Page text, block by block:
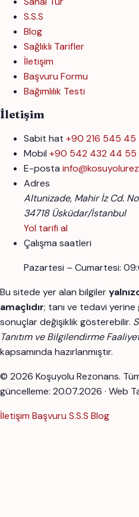
S.S.S
Blog
Sağlıklı Tarifler
İletişim
Başvuru Formu
Bağımlılık Testi
İletişim
Sabit hat +90 216 545 45
Mobil +90 542 432 44 55
E-posta
Adres
Altunizade, Mahir İz Cd.
34718 Üsküdar/İstanbul
Yol tarifi al
Çalışma saatleri
Pazartesi – Cumartesi:
Bu sitede yer alan bilgiler
amaçlıdır; tanı ve tedavi yerine
sonuçlar değişiklik gösterebilir.
Tanıtım ve Bilgilendirme
kapsamında hazırlanmıştır.
© 2026 Koşuyolu Rezonans. Tüm
güncelleme: 20.07.2026 · Web
İletişim Başvuru S.S.S Blog